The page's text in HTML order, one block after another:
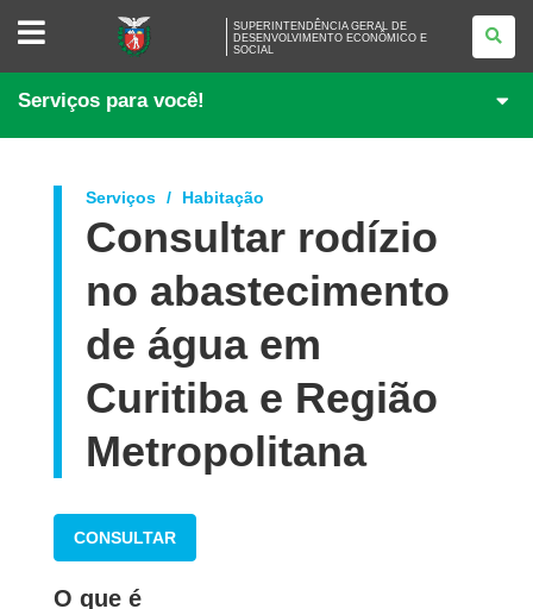
SUPERINTENDÊNCIA
DESENVOLVIMENTO
ECONÔMICO
E
SUPERINTENDÊNCIA GERAL DE
DESENVOLVIMENTO ECONÔMICO E
SOCIAL
Serviços para você!
Serviços Habitação
Consultar rodízio
no abastecimento
de água em
Curitiba e Região
Metropolitana
CONSULTAR
O que é